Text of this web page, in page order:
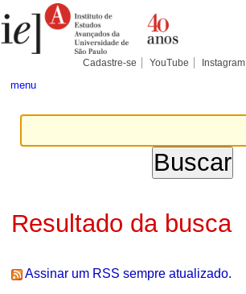
para
conteúdo.
Pessoais
Cadastre-se YouTube Instagram
menu
Resultado da busca
Assinar um RSS sempre atualizado.